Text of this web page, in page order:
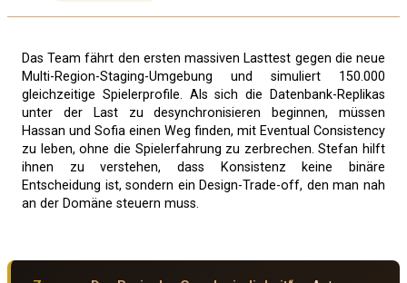
Das Team fährt den ersten massiven Lasttest gegen die neue
Multi-Region-Staging-Umgebung und simuliert 150.000
gleichzeitige Spielerprofile. Als sich die Datenbank-Replikas
unter der Last zu desynchronisieren beginnen, müssen
Hassan und Sofia einen Weg finden, mit Eventual Consistency
zu leben, ohne die Spielerfahrung zu zerbrechen. Stefan hilft
ihnen zu verstehen, dass Konsistenz keine binäre
Entscheidung ist, sondern ein Design-Trade-off, den man nah
an der Domäne steuern muss.